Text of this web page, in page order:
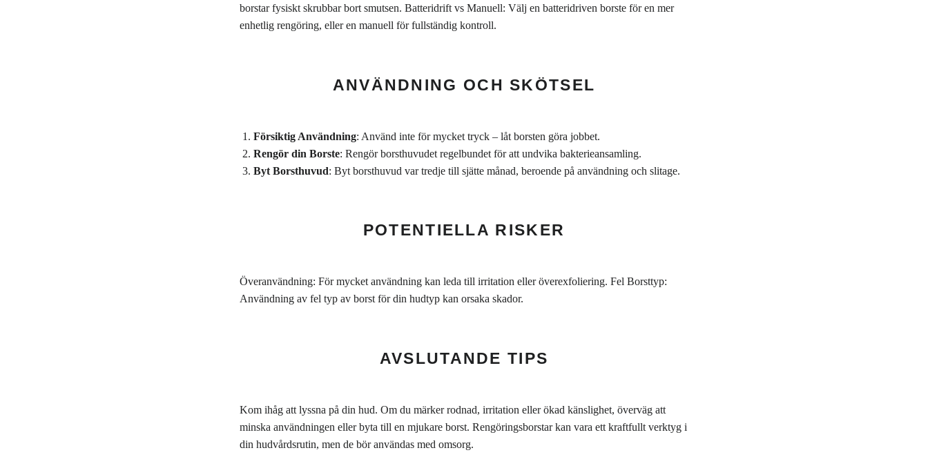
borstar fysiskt skrubbar bort smutsen. Batteridrift vs Manuell: Välj en batteridriven borste för en mer
enhetlig rengöring, eller en manuell för fullständig kontroll.
ANVÄNDNING OCH SKÖTSEL
Försiktig Användning: Använd inte för mycket tryck – låt borsten göra jobbet.
Rengör din Borste: Rengör borsthuvudet regelbundet för att undvika bakterieansamling.
Byt Borsthuvud: Byt borsthuvud var tredje till sjätte månad, beroende på användning och slitage.
POTENTIELLA RISKER
Överanvändning: För mycket användning kan leda till irritation eller överexfoliering. Fel Borsttyp:
Användning av fel typ av borst för din hudtyp kan orsaka skador.
AVSLUTANDE TIPS
Kom ihåg att lyssna på din hud. Om du märker rodnad, irritation eller ökad känslighet, överväg att
minska användningen eller byta till en mjukare borst. Rengöringsborstar kan vara ett kraftfullt verktyg i
din hudvårdsrutin, men de bör användas med omsorg.